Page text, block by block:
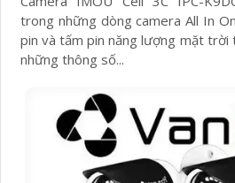
trong những dòng camera All In
pin và tấm pin năng lượng mặt trời
những thông số...